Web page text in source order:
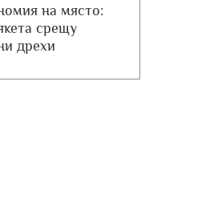
на място:
срещу
дрехи